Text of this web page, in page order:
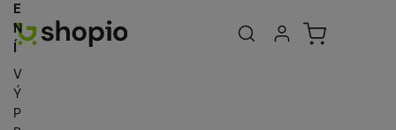
Uživatelská
Přihlásit se
Košík
E
N
Í
V
Ý
P